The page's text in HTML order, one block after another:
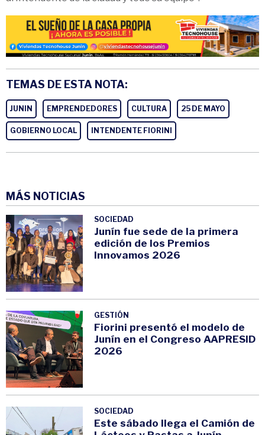
TEMAS DE ESTA NOTA:
JUNIN EMPRENDEDORES CULTURA 25 DE MAYO
GOBIERNO LOCAL INTENDENTE FIORINI
MÁS NOTICIAS
SOCIEDAD
Junín fue sede de la primera
edición de los Premios
Innovamos 2026
GESTIÓN
Fiorini presentó el modelo de
Junín en el Congreso AAPRESID
2026
SOCIEDAD
Este sábado llega el Camión de